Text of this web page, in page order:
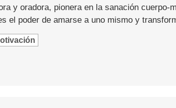
y oradora, pionera en la sanación
el poder de amarse a uno mismo y